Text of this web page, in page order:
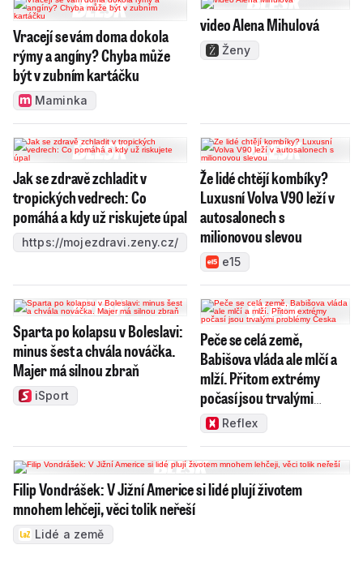
Vracejí se vám doma dokola
rýmy a angíny? Chyba může
být v zubním kartáčku
Maminka
video Alena Mihulová
Ženy
Jak se zdravě zchladit v
tropických vedrech: Co
pomáhá a kdy už riskujete úpal
https://mojezdravi.zeny.cz/
Že lidé chtějí kombíky?
Luxusní Volva V90 leží v
autosalonech s
milionovou slevou
e15
Sparta po kolapsu v Boleslavi:
minus šest a chvála nováčka.
Majer má silnou zbraň
iSport
Peče se celá země,
Babišova vláda ale mlčí a
mlží. Přitom extrémy
počasí jsou trvalými
problémy Česka
Reflex
Filip Vondrášek: V Jižní Americe si lidé plují životem
mnohem lehčeji, věci tolik neřeší
Lidé a země